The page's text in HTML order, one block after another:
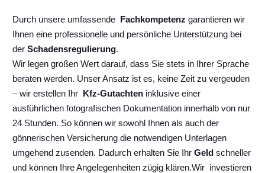
Durch unsere umfassende Fachkompetenz garantieren wir
Ihnen eine professionelle und persönliche Unterstützung bei
der Schadensregulierung.
Wir legen großen Wert darauf, dass Sie stets in Ihrer Sprache
beraten werden. Unser Ansatz ist es, keine Zeit zu vergeuden
– wir erstellen Ihr Kfz-Gutachten inklusive einer
ausführlichen fotografischen Dokumentation innerhalb von nur
24 Stunden. So können wir sowohl Ihnen als auch der
gönnerischen Versicherung die notwendigen Unterlagen
umgehend zusenden. Dadurch erhalten Sie Ihr Geld schneller
und können Ihre Angelegenheiten zügig klären.Wir investieren